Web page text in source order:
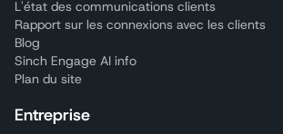
L'état des communications clients
Rapport sur les connexions avec les clients
Blog
Sinch Engage AI info
Plan du site
Entreprise